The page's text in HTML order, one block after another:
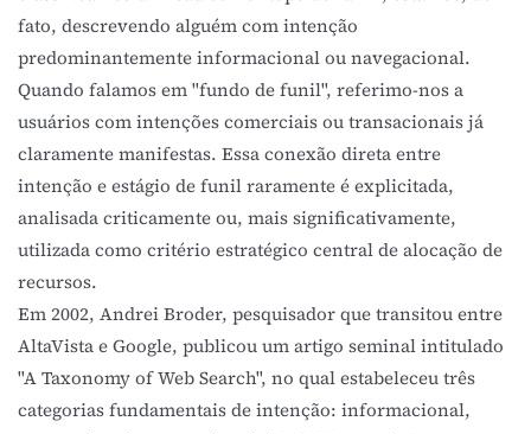
fato, descrevendo alguém com intenção
predominantemente informacional ou navegacional.
Quando falamos em "fundo de funil", referimo-nos a
usuários com intenções comerciais ou transacionais já
claramente manifestas. Essa conexão direta entre
intenção e estágio de funil raramente é explicitada,
analisada criticamente ou, mais significativamente,
utilizada como critério estratégico central de alocação de
recursos.
Em 2002, Andrei Broder, pesquisador que transitou entre
AltaVista e Google, publicou um artigo seminal intitulado
"A Taxonomy of Web Search", no qual estabeleceu três
categorias fundamentais de intenção: informacional,